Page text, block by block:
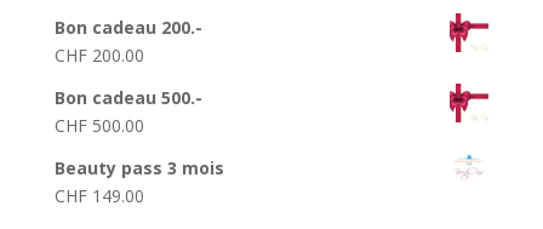
Bon cadeau 200.-
CHF200.00
Bon cadeau 500.-
CHF500.00
Beauty pass 3 mois
CHF149.00